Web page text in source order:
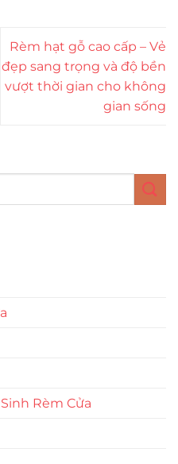
Rèm hạt gỗ cao cấp – Vẻ
đẹp sang trọng và độ bền
vượt thời gian cho không
gian sống
Rèm Cửa